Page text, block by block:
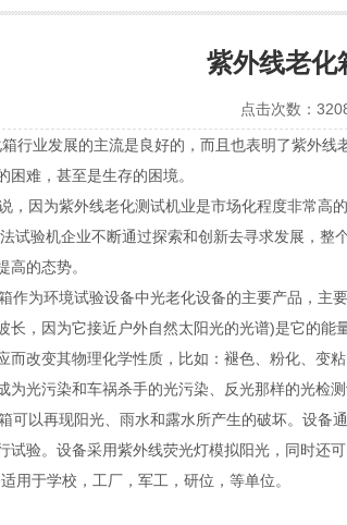
紫外线老化
点击次数：
行业发展的主流是良好的，而且也表明了紫外
困难，甚至是生存的困境。
，因为紫外线老化测试机业是市场化程度非常高
试验机企业不断通过探索和创新去寻求发展，
高的态势。
作为环境试验设备中光老化设备的主要产品，主
长，因为它接近户外自然太阳光的光谱)是它的
而改变其物理化学性质，比如：褪色、粉化、变
为光污染和车祸杀手的光污染、反光那样的光检测
可以再现阳光、雨水和露水所产生的破坏。设备
试验。设备采用紫外线荧光灯模拟阳光，同时还
用于学校，工厂，军工，研位，等单位。